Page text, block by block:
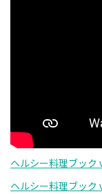
ヘルシー料理ブック
ヘルシー料理ブック